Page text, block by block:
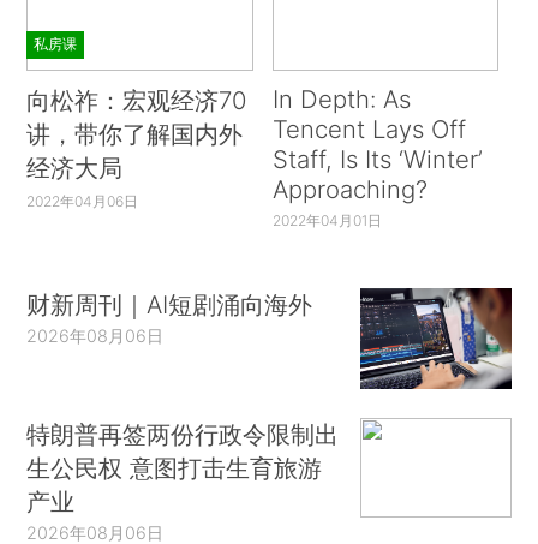
私房课
向松祚：宏观经济70
讲，带你了解国内外
经济大局
2022年04月06日
In Depth: As
Tencent Lays Off
Staff, Is Its ‘Winter’
Approaching?
2022年04月01日
财新周刊｜AI短剧涌向海外
2026年08月06日
特朗普再签两份行政令限制出
生公民权 意图打击生育旅游
产业
2026年08月06日